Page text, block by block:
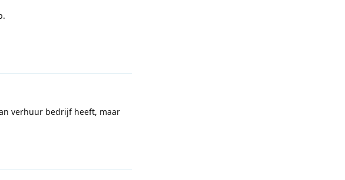
verhuur bedrijf heeft, maar